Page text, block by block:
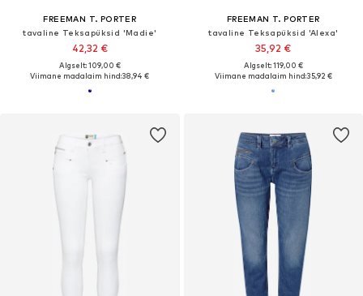
FREEMAN T. PORTER
tavaline Teksapüksid 'Madie'
42,32 €
Algselt: 109,00 €
Viimane madalaim hind:38,94 €
FREEMAN T. PORTER
tavaline Teksapüksid 'Alexa'
35,92 €
Algselt: 119,00 €
Viimane madalaim hind:35,92 €